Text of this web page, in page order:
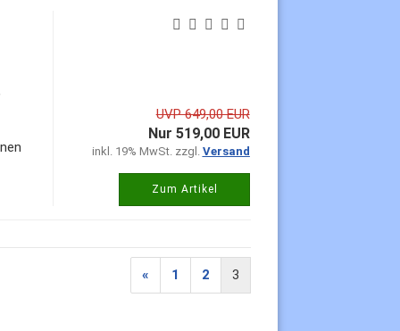
UVP 649,00 EUR
Nur 519,00 EUR
inkl. 19% MwSt. zzgl. Versand
Zum Artikel
« 1 2 3